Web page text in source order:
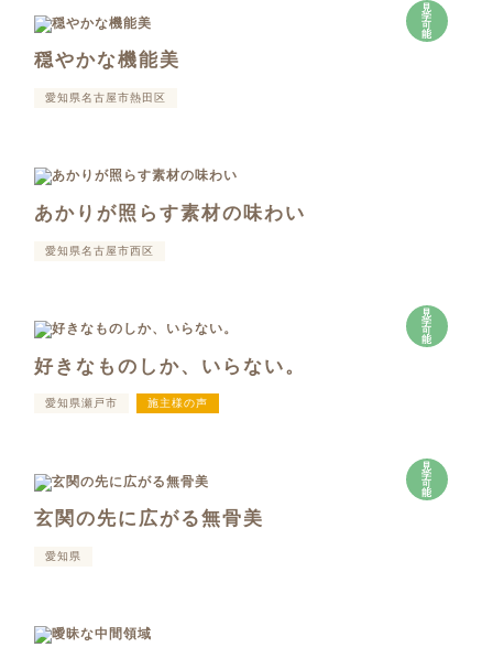
見
学
可
能
穏やかな機能美
愛知県名古屋市熱田区
あかりが照らす素材の味わい
愛知県名古屋市西区
見
学
可
能
好きなものしか、いらない。
愛知県瀬戸市 施主様の声
見
学
可
能
玄関の先に広がる無骨美
愛知県